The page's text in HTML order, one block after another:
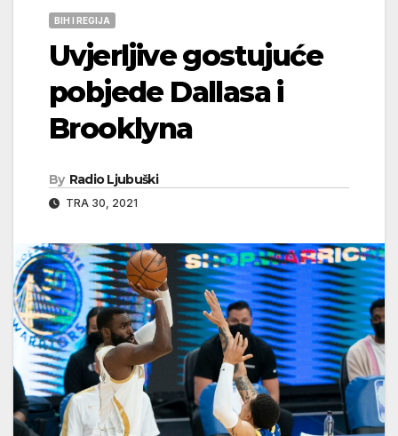
BIH I REGIJA
Uvjerljive gostujuće
pobjede Dallasa i
Brooklyna
By Radio Ljubuški
TRA 30, 2021